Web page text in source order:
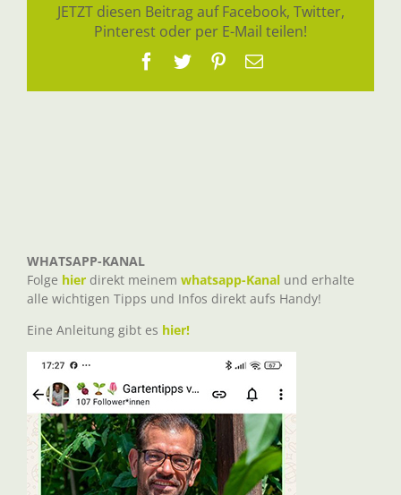
JETZT diesen Beitrag auf Facebook, Twitter,
Pinterest oder per E-Mail teilen!
Facebook
TwitterPinterest
E-
WHATSAPP-KANAL
Folge hier direkt meinem whatsapp-Kanal und erhalte
alle wichtigen Tipps und Infos direkt aufs Handy!
Eine Anleitung gibt es hier!